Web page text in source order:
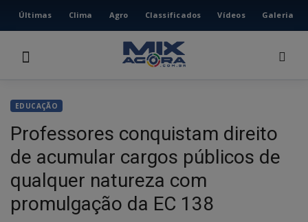
Últimas Clima Agro Classificados Vídeos Galeria
ÚLTIMAS
AGRO
CLASSIFICADOS
VÍDEOS
GALERIA
ESPORTE
Instalar Portal de Noticias
Aplicativo do portal de notícias Portal de Noticias
Acesse as notícias mais rápido, com ícone na tela inicial
EDUCAÇÃO
Professores conquistam direito
de acumular cargos públicos de
qualquer natureza com
promulgação da EC 138